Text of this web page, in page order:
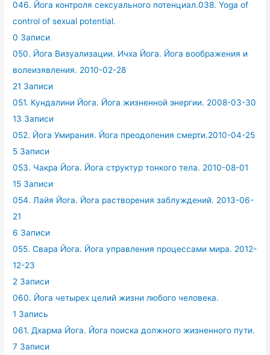
046. Йога контроля сексуального потенциал.038. Yoga of
control of sexual potential.
0 Записи
050. Йога Визуализации. Ичха Йога. Йога воображения и
волеизявления. 2010-02-28
21 Записи
051. Кундалини Йога. Йога жизненной энергии. 2008-03-30
13 Записи
052. Йога Умирания. Йога преодоления смерти.2010-04-25
5 Записи
053. Чакра Йога. Йога структур тонкого тела. 2010-08-01
15 Записи
054. Лайя Йога. Йога растворения заблуждений. 2013-06-
21
6 Записи
055. Свара Йога. Йога управления процессами мира. 2012-
12-23
2 Записи
060. Йога четырех целий жизни любого человека.
1 Запись
061. Дхарма Йога. Йога поиска должного жизненного пути.
7 Записи